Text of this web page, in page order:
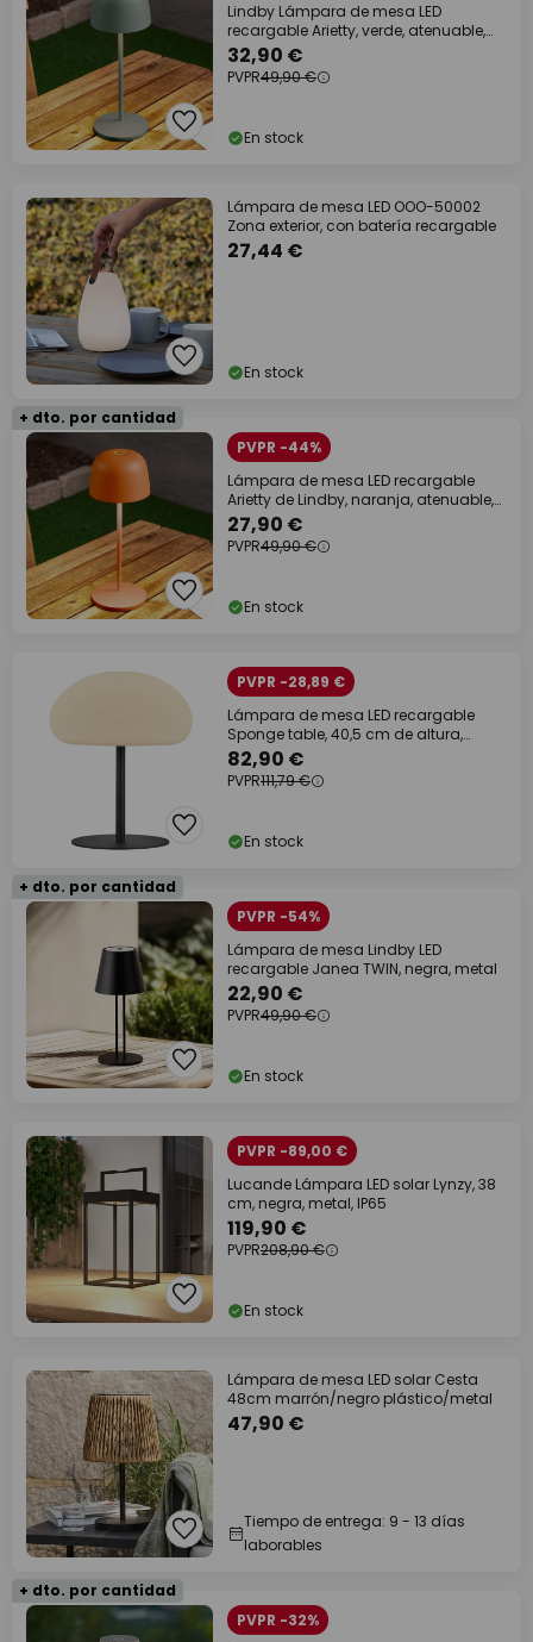
Lindby Lámpara de mesa LED
recargable Arietty, verde, atenuable,
IP65
32,90 €
PVPR49,90 €
En stock
Lámpara de mesa LED OOO-50002
Zona exterior, con batería recargable
27,44 €
En stock
+ dto. por cantidad
PVPR -44%
Lámpara de mesa LED recargable
Arietty de Lindby, naranja, atenuable,
IP65
27,90 €
PVPR49,90 €
En stock
PVPR -28,89 €
Lámpara de mesa LED recargable
Sponge table, 40,5 cm de altura,
negra
82,90 €
PVPR111,79 €
En stock
+ dto. por cantidad
PVPR -54%
Lámpara de mesa Lindby LED
recargable Janea TWIN, negra, metal
22,90 €
PVPR49,90 €
En stock
PVPR -89,00 €
Lucande Lámpara LED solar Lynzy, 38
cm, negra, metal, IP65
119,90 €
PVPR208,90 €
En stock
Lámpara de mesa LED solar Cesta
48cm marrón/negro plástico/metal
47,90 €
Tiempo de entrega: 9 - 13 días
laborables
+ dto. por cantidad
PVPR -32%